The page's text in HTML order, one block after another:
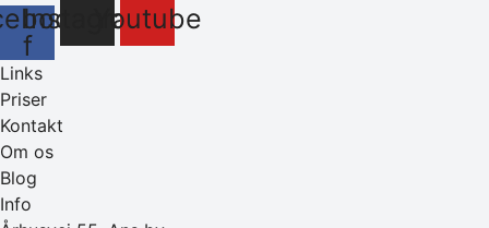
f
InstagramYoutube
Links
Priser
Kontakt
Om os
Blog
Info